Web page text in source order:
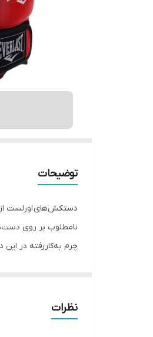
توضیحات
دستکش‌های اورلست از
نامطلوب بر روی
چرم به‌کاررفته در
گرم نوع بست: چسبی
مبارزه ، اسپارینگ و
نظرات